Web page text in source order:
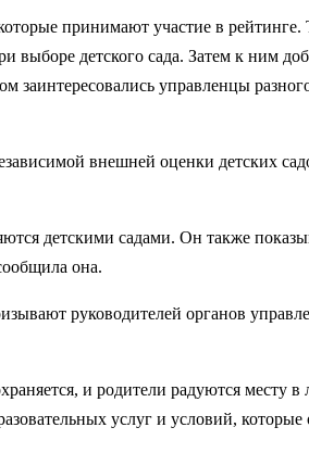
принимают участие в
детского сада. Затем к ним
управленцы
внешней оценки детских
детскими садами. Он также
она.
руководителей органов
и родители радуются месту
услуг и условий,